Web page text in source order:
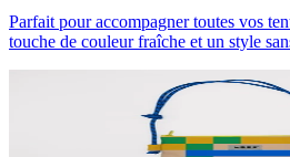
Parfait pour accompagner toutes vos
touche de couleur fraîche et un style